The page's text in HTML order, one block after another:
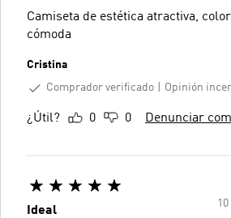
Camiseta de estética atractiva,
cómoda
Cristina
Comprador verificado
Opinión
¿Útil? 0 0 Denunciar
Ideal